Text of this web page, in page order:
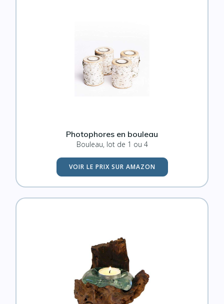
Photophores en bouleau
Bouleau, lot de 1 ou 4
VOIR LE PRIX SUR AMAZON